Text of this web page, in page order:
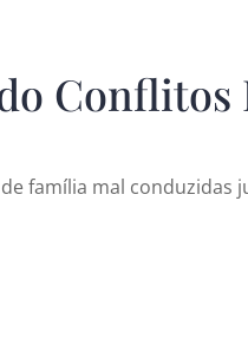
Conflitos
família mal